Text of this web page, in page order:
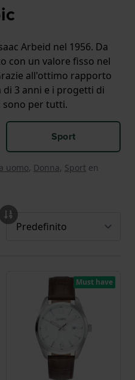
Arbeid nel 1956. Da
con un valore fisso nel
all'ottimo rapporto
3 anni e i progetti di
sono per tutti.
Sport
uomo, Donna, Sport en
Must have